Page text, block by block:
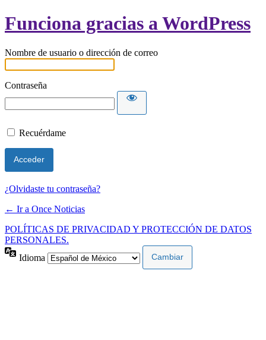
Funciona gracias a WordPress
Nombre de usuario o dirección de correo
Contraseña
Recuérdame
¿Olvidaste tu contraseña?
← Ir a Once Noticias
POLÍTICAS DE PRIVACIDAD Y PROTECCIÓN DE DATOS
PERSONALES.
Idioma